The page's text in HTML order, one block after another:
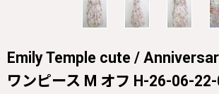
Emily Temple cute /
ワンピース M オフ H-26-06-